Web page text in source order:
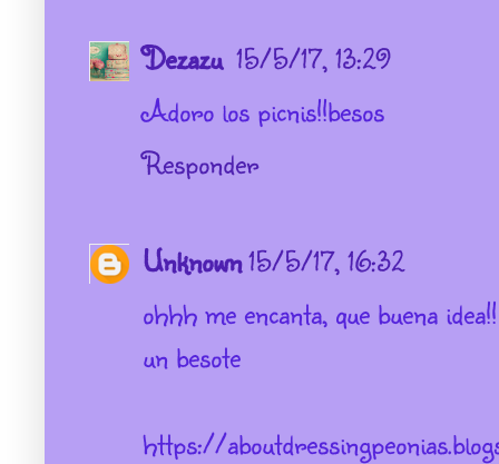
Dezazu 15/5/17, 13:29
Adoro los picnis!!besos
Responder
Unknown15/5/17, 16:32
ohhh me encanta, que buena idea!!
un besote
https://